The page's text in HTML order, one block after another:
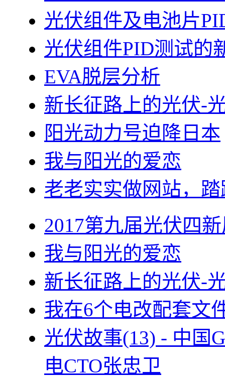
光伏组件及电池片
光伏组件PID测试的
EVA脱层分析
新长征路上的光伏-
阳光动力号迫降日本
我与阳光的爱恋
老老实实做网站，
2017第九届光伏四
我与阳光的爱恋
新长征路上的光伏-
我在6个电改配套文
光伏故事(13) - 中国
电CTO张忠卫